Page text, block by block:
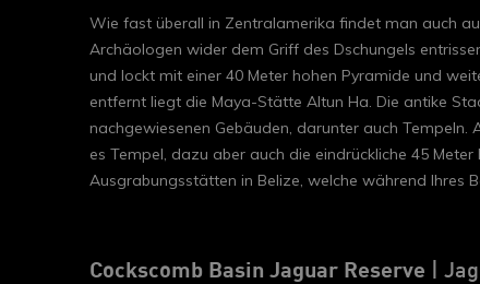
Wie fast überall in Zentralamerika findet man auch
Archäologen wider dem Griff des Dschungels
und lockt mit einer 40 Meter hohen Pyramide und
entfernt liegt die Maya-Stätte Altun Ha. Die antike
nachgewiesenen Gebäuden, darunter auch
es Tempel, dazu aber auch die eindrückliche 45
Ausgrabungsstätten in Belize, welche während Ihres
Cockscomb Basin Jaguar Reserve |